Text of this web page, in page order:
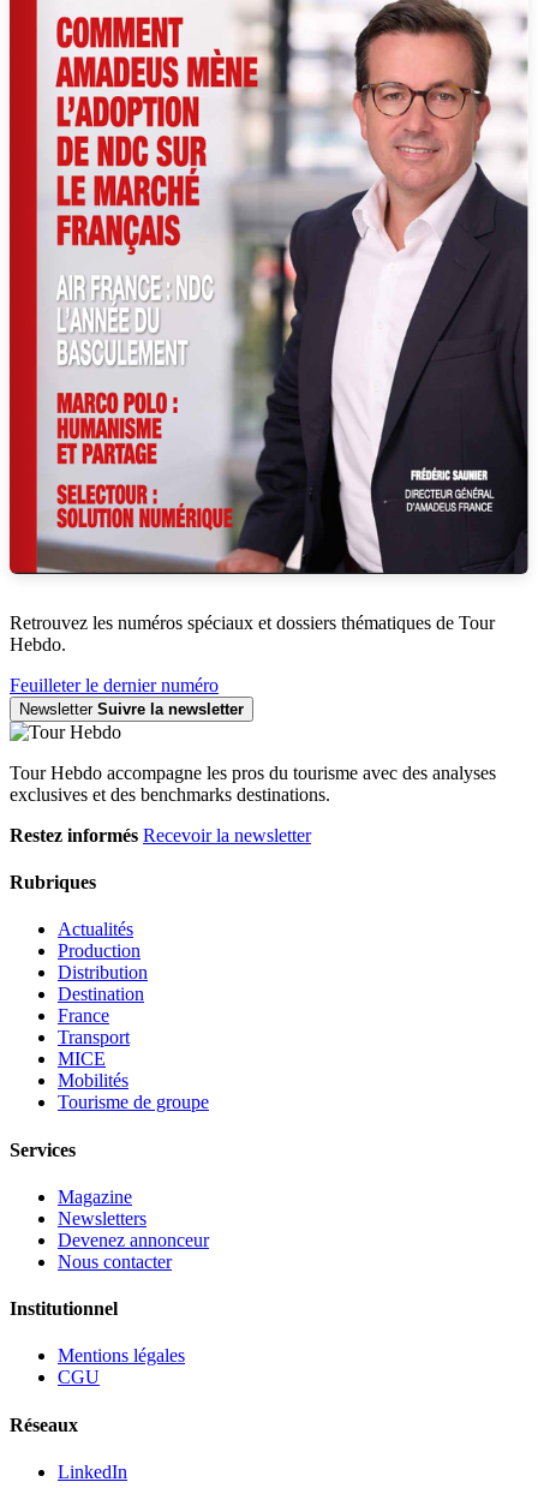
Retrouvez les numéros spéciaux et dossiers thématiques de Tour
Hebdo.
Feuilleter le dernier numéro
Newsletter Suivre la newsletter
Tour Hebdo accompagne les pros du tourisme avec des analyses
exclusives et des benchmarks destinations.
Restez informés Recevoir la newsletter
Rubriques
Actualités
Production
Distribution
Destination
France
Transport
MICE
Mobilités
Tourisme de groupe
Services
Magazine
Newsletters
Devenez annonceur
Nous contacter
Institutionnel
Mentions légales
CGU
Réseaux
LinkedIn